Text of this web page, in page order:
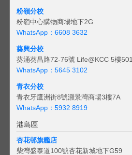
粉嶺分校
粉嶺中心購物商場地下2G
WhatsApp：6608 3632
葵興分校
葵涌葵昌路72-76號 Life@KCC 5樓501
WhatsApp：5645 3102
青衣分校
青衣牙鷹洲街8號灝景灣商場3樓7A
WhatsApp：5932 8919
港島區
杏花邨旗艦店
柴灣盛泰道100號杏花新城地下G59